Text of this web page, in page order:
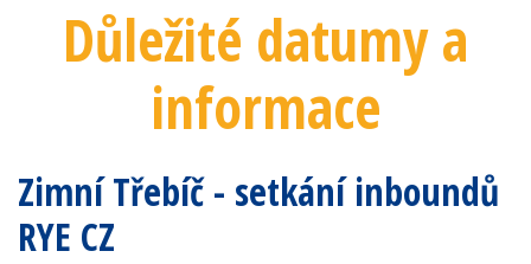
Důležité datumy a
informace
Zimní Třebíč - setkání inboundů
RYE CZ